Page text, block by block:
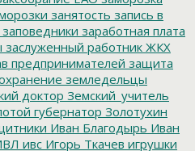
занятость запись в
заповедники заработная плата
заслуженный работник ЖКХ
предпринимателей защита
земледельцы
доктор Земский_учитель
губернатор Золотухин
Иван Благодырь Иван
ивс Игорь Ткачев игрушки